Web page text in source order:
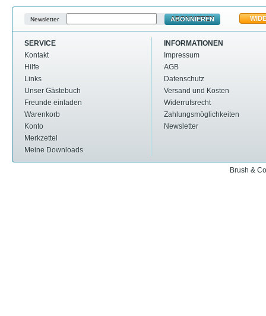
Newsletter ABONNIEREN
SERVICE
Kontakt
Hilfe
Links
Unser Gästebuch
Freunde einladen
Warenkorb
Konto
Merkzettel
Meine Downloads
INFORMATIONEN
Impressum
AGB
Datenschutz
Versand und Kosten
Widerrufsrecht
Zahlungsmöglichkeiten
Newsletter
Brush &